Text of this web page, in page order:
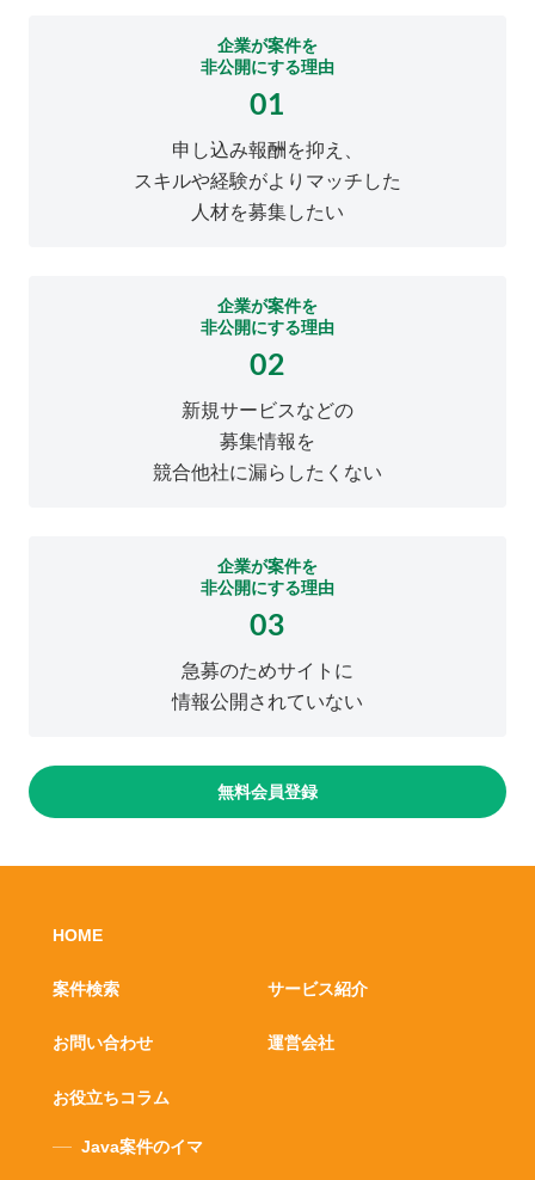
企業が案件を
非公開にする理由
01
申し込み報酬を抑え、
スキルや経験がよりマッチした
人材を募集したい
企業が案件を
非公開にする理由
02
新規サービスなどの
募集情報を
競合他社に漏らしたくない
企業が案件を
非公開にする理由
03
急募のためサイトに
情報公開されていない
無料会員登録
HOME
案件検索 サービス紹介
運営会社
お問い合わせ
お役立ちコラム
Java案件のイマ